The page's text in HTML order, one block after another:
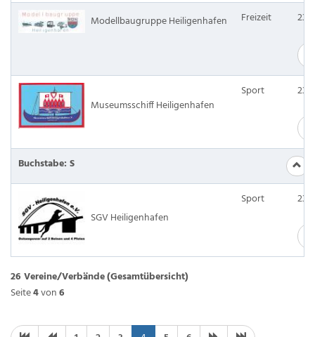
Modellbaugruppe Heiligenhafen Freizeit
Museumsschiff Heiligenhafen
Sport
Buchstabe: S
SGV Heiligenhafen
Sport
26 Vereine/Verbände(Gesamtübersicht)
Seite4von6